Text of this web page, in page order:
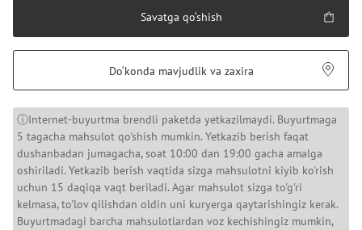
Savatga qo‘shish
Do‘konda mavjudlik va zaxira
ⓘInternet-buyurtma brendli paketda yetkazilmaydi. Buyurtmaga
5 tagacha mahsulot qo'shish mumkin. Yetkazib berish faqat
dushanbadan jumagacha, soat 10:00 dan 19:00 gacha amalga
oshiriladi. Yetkazib berish vaqtida sizga mahsulotni kiyib ko'rish
uchun 15 daqiqa vaqt beriladi. Agar mahsulot sizga to'g'ri
kelmasa, to'lov qilishdan oldin uni kuryerga qaytarishingiz kerak.
Buyurtmadagi barcha mahsulotlardan voz kechishingiz mumkin,